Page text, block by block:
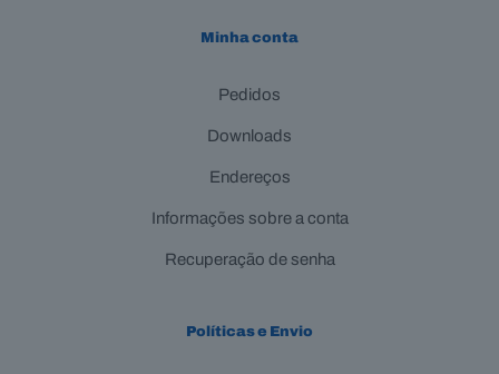
Minha conta
Pedidos
Downloads
Endereços
Informações sobre a conta
Recuperação de senha
Políticas e Envio